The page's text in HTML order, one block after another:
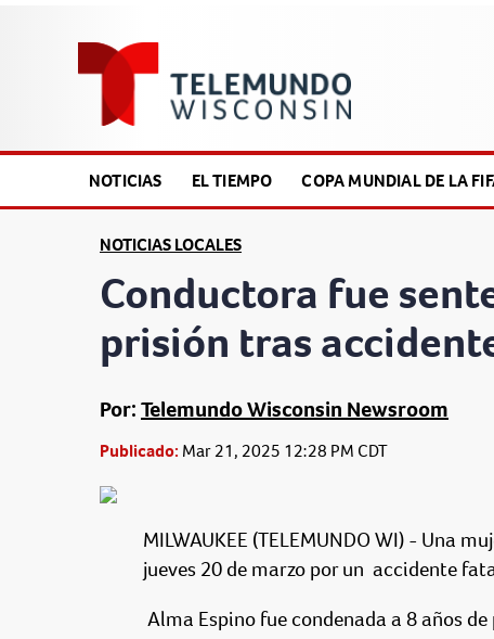
NOTICIAS EL TIEMPO COPA MUNDIAL DE LA
NOTICIAS LOCALES
Conductora fue
prisión tras
Por:Telemundo Wisconsin Newsroom
Publicado: Mar 21, 2025 12:28 PM CDT
MILWAUKEE (TELEMUNDO WI) - Una
jueves 20 de marzo por un accidente
Alma Espino fue condenada a 8 años